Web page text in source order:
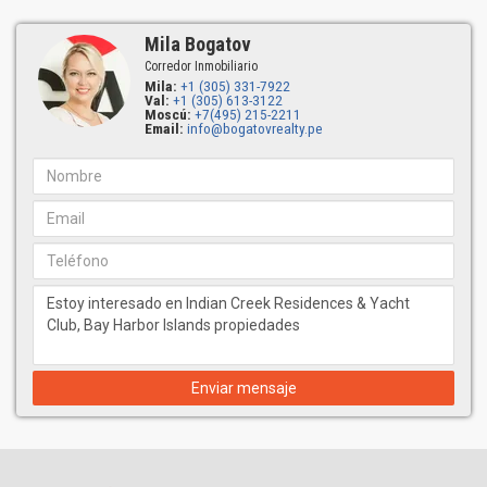
Ofrecen 35 pies de magníficas vistas al agua y al campo de golf.
- Residencias Club: Cuatro dormitorios, cuatro cuartos de baño,
vestíbulo con zona de estar, salón sur, sala familiar con bar y
tocador. La residencia ofrece vistas panorámicas de 65 pies del
paisaje acuático y un campo de golf.
Residences
Las residencias están adornadas con exquisitos acabados
interiores de materiales naturales.
Cocina principal:
La cocina principal es ideal para el chef. Los electrodomésticos de
calidad excepcional incluyen un frigorífico-congelador Thermador
Classic de 36 pulgadas, cocina de gas Thermador de 36 pulgadas
inoxidable de 30 pulgadas, un lavavajillas Gaggenau, campana
Thermador de 36'', encimeras de acero inoxidable, armarios,
accesorios, fregadero grande y estante de almacenamiento de
Mila Bogatov
Corredor Inmobiliario
Mila: +1 (305) 331-7922
Val: +1 (305) 613-3122
Moscú: +7(495) 215-2211
Email: info@bogatovrealty.pe
Enviar mensaje